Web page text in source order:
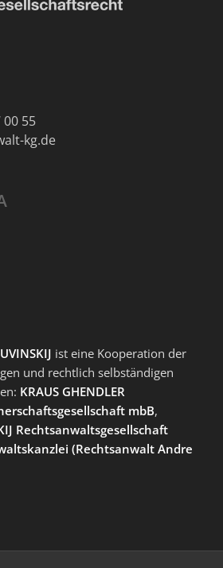
00 55
kg.de
ist eine Kooperation der
und rechtlich selbständigen
KRAUS GHENDLER
mbB,
Rechtsanwaltsgesellschaft
(Rechtsanwalt Andre